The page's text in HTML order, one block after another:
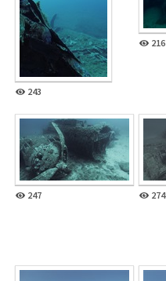
243
216
247 274